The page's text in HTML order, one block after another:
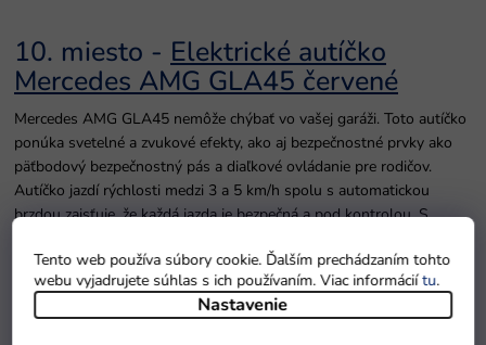
Tento web používa súbory cookie. Ďalším prechádzaním tohto
webu vyjadrujete súhlas s ich používaním. Viac informáciítu.
Nastavenie
10. miesto - Elektrické autíčko
Mercedes AMG GLA45 červené
Mercedes AMG GLA45 nemôže chýbať vo vašej garáži. Toto autíčko
ponúka svetelné a zvukové efekty, ako aj bezpečnostné prvky ako
päťbodový bezpečnostný pás a diaľkové ovládanie pre rodičov.
Autíčko jazdí rýchlosti medzi 3 a 5 km/h spolu s automatickou
brzdou zaisťuje, že každá jazda je bezpečná a pod kontrolou. S
ktoré sa ešte len učí základom riadenia vo svojom vlastnom
športovom aute.